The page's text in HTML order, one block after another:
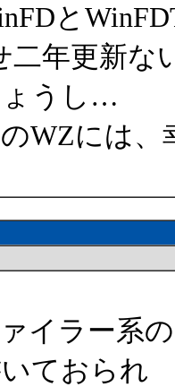
と
二年更新
ょうし…
WZには
イラー系
ておられ